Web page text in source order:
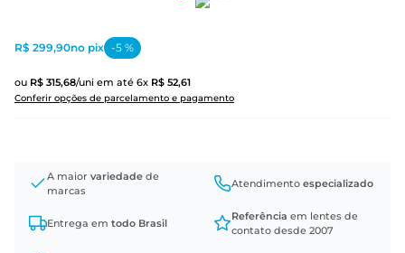
ou R$ 315,68/uni em até 6x R$ 52,61
Conferir opções de parcelamento e pagamento
R$ 299,90no pix -5 %
A maior variedade de
marcas
Atendimento especializado
Entrega em todo Brasil
Referência em lentes de
contato desde 2007